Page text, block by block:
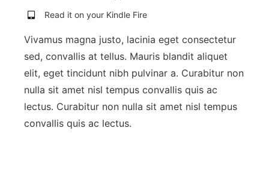
Read it on your Kindle Fire
Vivamus magna justo, lacinia eget consectetur
sed, convallis at tellus. Mauris blandit aliquet
elit, eget tincidunt nibh pulvinar a. Curabitur non
nulla sit amet nisl tempus convallis quis ac
lectus. Curabitur non nulla sit amet nisl tempus
convallis quis ac lectus.